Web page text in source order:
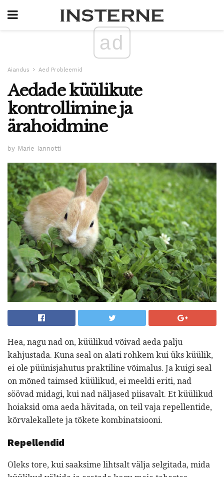
ad
Aiandus Aed Probleemid
Aedade küülikute
kontrollimine ja
ärahoidmine
by Marie Iannotti
Hea, nagu nad on, küülikud võivad aeda palju
kahjustada. Kuna seal on alati rohkem kui üks küülik,
ei ole püünisjahutus praktiline võimalus. Ja kuigi seal
on mõned taimsed küülikud, ei meeldi eriti, nad
söövad midagi, kui nad näljased piisavalt. Et küülikud
hoiaksid oma aeda hävitada, on teil vaja repellentide,
kõrvalekallete ja tõkete kombinatsiooni.
Repellendid
Oleks tore, kui saaksime lihtsalt välja selgitada, mida